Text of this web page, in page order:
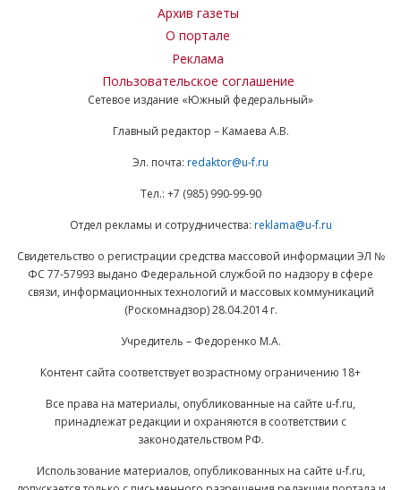
Архив газеты
О портале
Реклама
Пользовательское соглашение
Сетевое издание «Южный федеральный»
Главный редактор – Камаева А.В.
Эл. почта: redaktor@u-f.ru
Тел.: +7 (985) 990-99-90
Отдел рекламы и сотрудничества: reklama@u-f.ru
Свидетельство о регистрации средства массовой информации ЭЛ №
ФС 77-57993 выдано Федеральной службой по надзору в сфере
связи, информационных технологий и массовых коммуникаций
(Роскомнадзор) 28.04.2014 г.
Учредитель – Федоренко М.А.
Контент сайта соответствует возрастному ограничению 18+
Все права на материалы, опубликованные на сайте u-f.ru,
принадлежат редакции и охраняются в соответствии с
законодательством РФ.
Использование материалов, опубликованных на сайте u-f.ru,